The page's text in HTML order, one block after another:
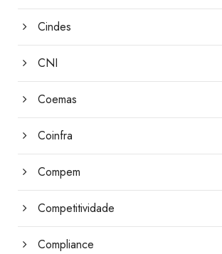
Cindes
CNI
Coemas
Coinfra
Compem
Competitividade
Compliance